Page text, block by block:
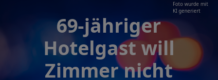
Foto wurde mit
KI generiert
69-jähriger
Hotelgast will
Zimmer nicht